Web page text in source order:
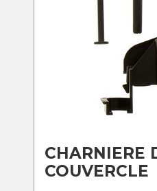
CHARNIERE
COUVERCLE